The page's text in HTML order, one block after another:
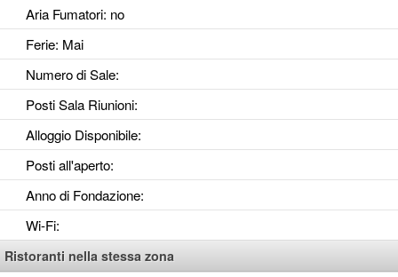
Aria Fumatori: no
Ferie: Mai
Numero di Sale:
Posti Sala Riunioni:
Alloggio Disponibile:
Posti all'aperto:
Anno di Fondazione:
Wi-Fi:
Ristoranti nella stessa zona